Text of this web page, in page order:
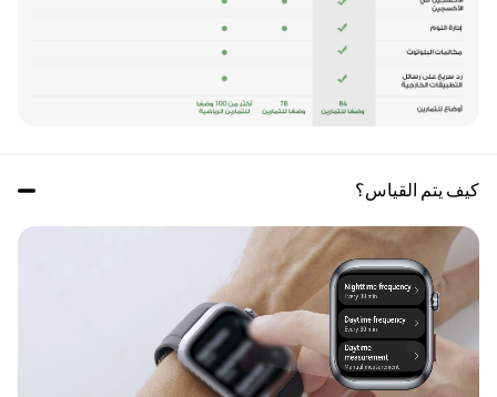
كيف يتم القياس؟